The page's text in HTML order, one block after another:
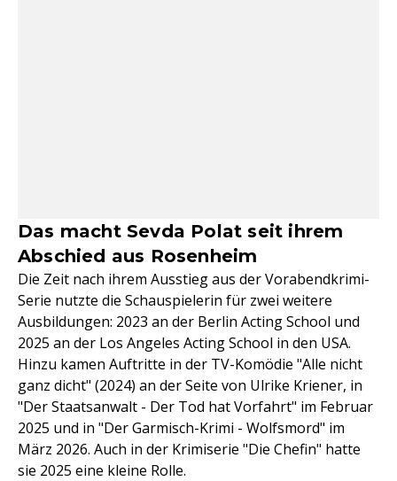
Das macht Sevda Polat seit ihrem
Abschied aus Rosenheim
Die Zeit nach ihrem Ausstieg aus der Vorabendkrimi-
Serie nutzte die Schauspielerin für zwei weitere
Ausbildungen: 2023 an der Berlin Acting School und
2025 an der Los Angeles Acting School in den USA.
Hinzu kamen Auftritte in der TV-Komödie "Alle nicht
ganz dicht" (2024) an der Seite von Ulrike Kriener, in
"Der Staatsanwalt - Der Tod hat Vorfahrt" im Februar
2025 und in "Der Garmisch-Krimi - Wolfsmord" im
März 2026. Auch in der Krimiserie "Die Chefin" hatte
sie 2025 eine kleine Rolle.